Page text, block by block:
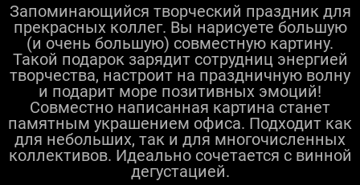
Запоминающийся творческий праздник для
прекрасных коллег. Вы нарисуете большую
(и очень большую) совместную картину.
Такой подарок зарядит сотрудниц энергией
творчества, настроит на праздничную волну
и подарит море позитивных эмоций!
Совместно написанная картина станет
памятным украшением офиса. Подходит как
для небольших, так и для многочисленных
коллективов. Идеально сочетается с винной
дегустацией.